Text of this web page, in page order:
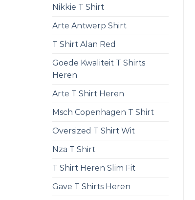
Nikkie T Shirt
Arte Antwerp Shirt
T Shirt Alan Red
Goede Kwaliteit T Shirts
Heren
Arte T Shirt Heren
Msch Copenhagen T Shirt
Oversized T Shirt Wit
Nza T Shirt
T Shirt Heren Slim Fit
Gave T Shirts Heren